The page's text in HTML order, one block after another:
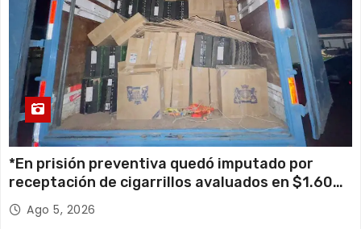
*En prisión preventiva quedó imputado por
receptación de cigarrillos avaluados en $1.600
millones*
Ago 5, 2026